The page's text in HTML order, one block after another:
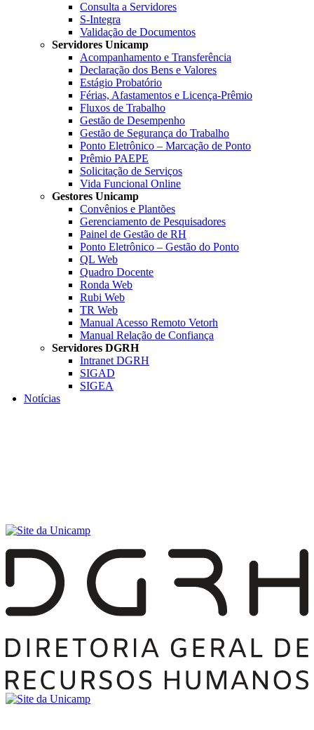
Consulta a Servidores
S-Integra
Validação de Documentos
Servidores Unicamp
Acompanhamento e Transferência
Declaração dos Bens e Valores
Estágio Probatório
Férias, Afastamentos e Licença-Prêmio
Fluxos de Trabalho
Gestão de Desempenho
Gestão de Segurança do Trabalho
Ponto Eletrônico – Marcação de Ponto
Prêmio PAEPE
Solicitação de Serviços
Vida Funcional Online
Gestores Unicamp
Convênios e Plantões
Gerenciamento de Pesquisadores
Painel de Gestão de RH
Ponto Eletrônico – Gestão do Ponto
QL Web
Quadro Docente
Ronda Web
Rubi Web
TR Web
Manual Acesso Remoto Vetorh
Manual Relação de Confiança
Servidores DGRH
Intranet DGRH
SIGAD
SIGEA
Notícias